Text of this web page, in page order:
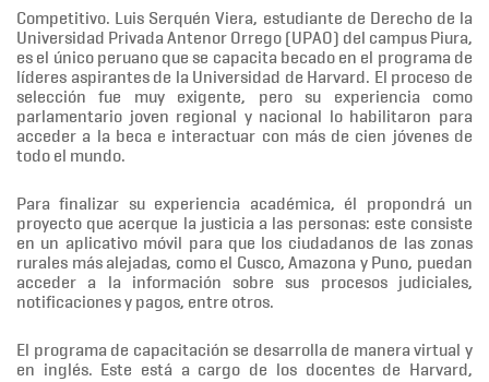
Competitivo. Luis Serquén Viera, estudiante de Derecho de la
Universidad Privada Antenor Orrego (UPAO) del campus Piura,
es el único peruano que se capacita becado en el programa de
líderes aspirantes de la Universidad de Harvard. El proceso de
selección fue muy exigente, pero su experiencia como
parlamentario joven regional y nacional lo habilitaron para
acceder a la beca e interactuar con más de cien jóvenes de
todo el mundo.
Para finalizar su experiencia académica, él propondrá un
proyecto que acerque la justicia a las personas: este consiste
en un aplicativo móvil para que los ciudadanos de las zonas
rurales más alejadas, como el Cusco, Amazona y Puno, puedan
acceder a la información sobre sus procesos judiciales,
notificaciones y pagos, entre otros.
El programa de capacitación se desarrolla de manera virtual y
en inglés. Este está a cargo de los docentes de Harvard,